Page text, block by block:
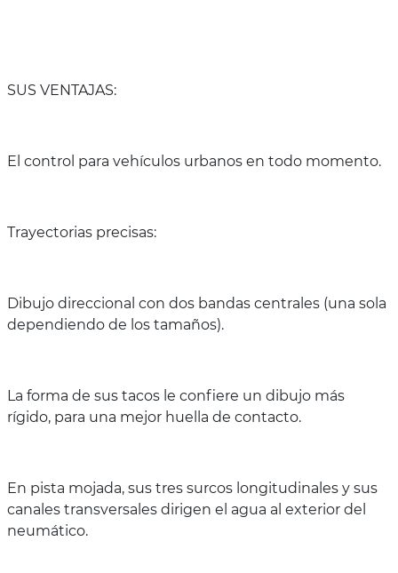
SUS VENTAJAS:
El control para vehículos urbanos en todo momento.
Trayectorias precisas:
Dibujo direccional con dos bandas centrales (una sola
dependiendo de los tamaños).
La forma de sus tacos le confiere un dibujo más
rígido, para una mejor huella de contacto.
En pista mojada, sus tres surcos longitudinales y sus
canales transversales dirigen el agua al exterior del
neumático.